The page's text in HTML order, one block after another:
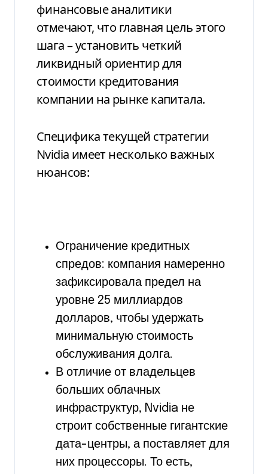
финансовые аналитики
отмечают, что главная цель этого
шага – установить четкий
ликвидный ориентир для
стоимости кредитования
компании на рынке капитала.
Специфика текущей стратегии
Nvidia имеет несколько важных
нюансов:
Ограничение кредитных
спредов: компания намеренно
зафиксировала предел на
уровне 25 миллиардов
долларов, чтобы удержать
минимальную стоимость
обслуживания долга.
В отличие от владельцев
больших облачных
инфраструктур, Nvidia не
строит собственные гигантские
дата-центры, а поставляет для
них процессоры. То есть,